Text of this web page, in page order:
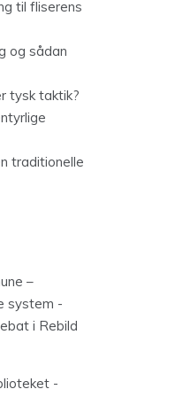
til fliserens
og sådan
tysk taktik?
traditionelle
–
system -
i Rebild
-